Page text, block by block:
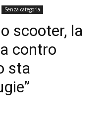
Senza categoria
scooter, la
contro
sta